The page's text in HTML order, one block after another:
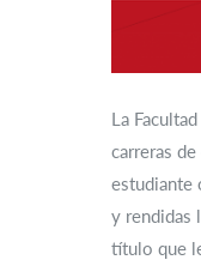
La
carreras
estudiante
y rendidas
título que